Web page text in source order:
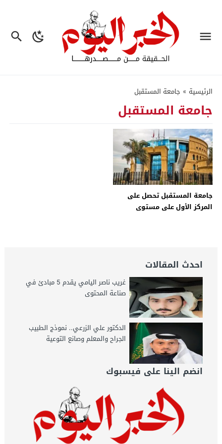
الرئيسية » جامعة المستقبل
جامعة المستقبل
جامعة المستقبل تحصل على
المركز الأول على مستوى
احدث المقالات
غريب ناصر اليامي يقدم 5 مبادئ في
صناعة المحتوى
الدكتور علي الزرعي.. نموذج الطبيب
الجراح والمعلم وصانع التوعية
انضم الينا على فيسبوك